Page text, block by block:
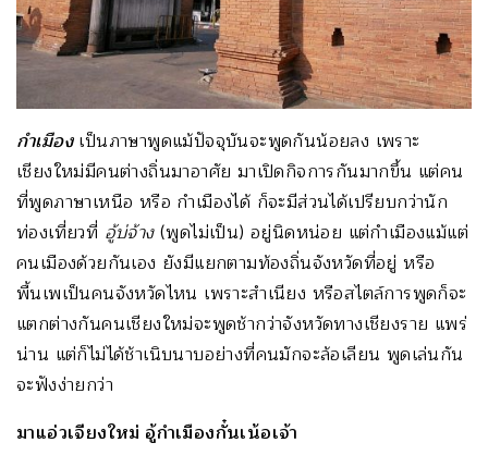
กำเมืองเป็นภาษาพูดแม้ปัจจุบันจะพูดกันน้อยลง เพราะ
เชียงใหม่มีคนต่างถิ่นมาอาศัย มาเปิดกิจการกันมากขึ้น แต่คน
ที่พูดภาษาเหนือ หรือ กำเมืองได้ ก็จะมีส่วนได้เปรียบกว่านัก
ท่องเที่ยวที่ อู้บ่จ้าง(พูดไม่เป็น) อยู่นิดหน่อย แต่กำเมืองแม้แต่
คนเมืองด้วยกันเอง ยังมีแยกตามท้องถิ่นจังหวัดที่อยู่ หรือ
พื้นเพเป็นคนจังหวัดไหน เพราะสำเนียง หรือสไตล์การพูดก็จะ
แตกต่างกันคนเชียงใหม่จะพูดช้ากว่าจังหวัดทางเชียงราย แพร่
น่าน แต่ก็ไม่ได้ช้าเนิบนาบอย่างที่คนมักจะล้อเลียน พูดเล่นกัน
จะฟังง่ายกว่า
มาแอ่วเจียงใหม่ อู้กำเมืองกั๋นเน้อเจ้า